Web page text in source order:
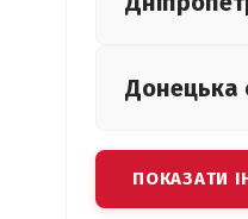
Донецька
ПОКАЗАТИ